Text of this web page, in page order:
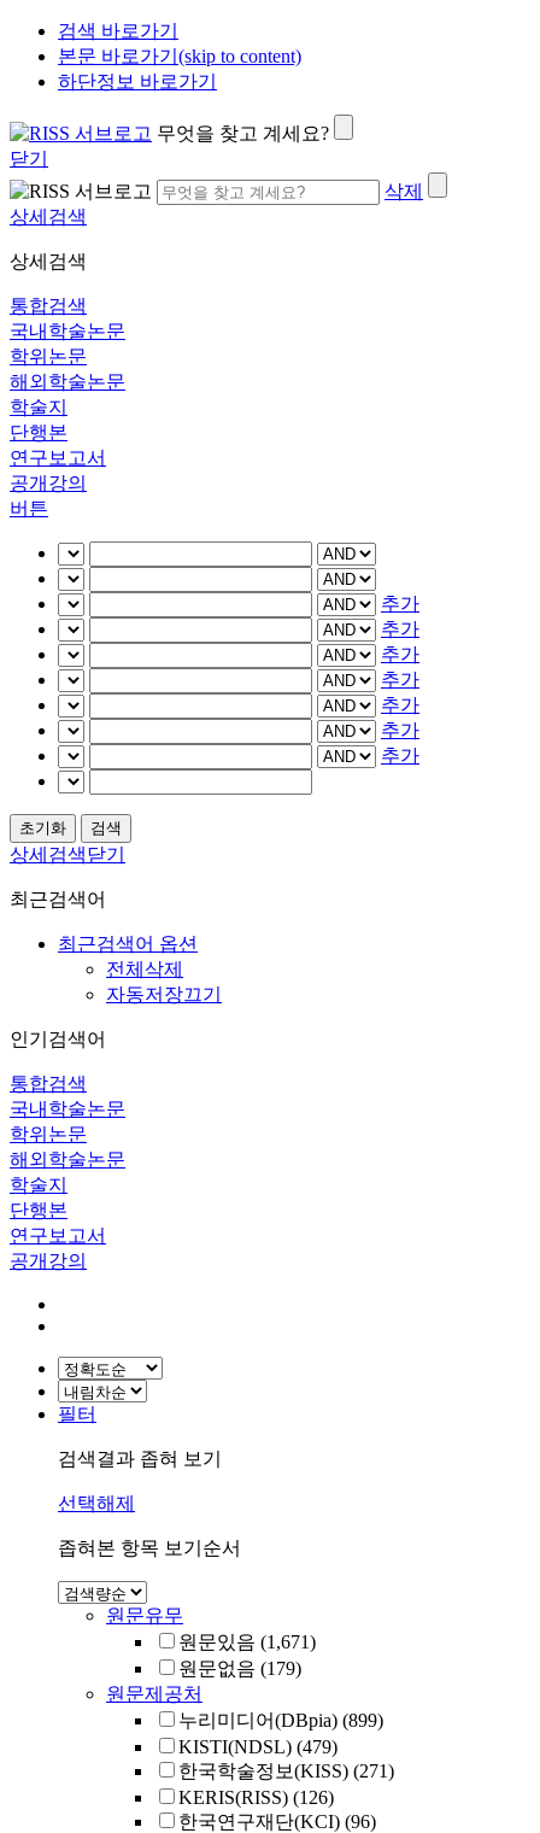
검색 바로가기
본문 바로가기(skip to content)
하단정보 바로가기
무엇을 찾고 계세요?
닫기
삭제
상세검색
상세검색
통합검색
국내학술논문
학위논문
해외학술논문
학술지
단행본
연구보고서
공개강의
버튼
추가
추가
추가
추가
추가
추가
추가
상세검색닫기
최근검색어
최근검색어 옵션
전체삭제
자동저장끄기
인기검색어
통합검색
국내학술논문
학위논문
해외학술논문
학술지
단행본
연구보고서
공개강의
필터
검색결과 좁혀 보기
선택해제
좁혀본 항목 보기순서
원문유무
원문있음 (1,671)
원문없음 (179)
원문제공처
누리미디어(DBpia) (899)
KISTI(NDSL) (479)
한국학술정보(KISS) (271)
KERIS(RISS) (126)
한국연구재단(KCI) (96)